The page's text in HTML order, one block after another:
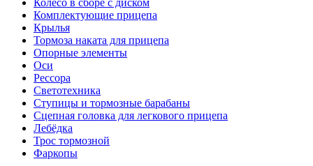
Комплектующие прицепа
Крылья
Тормоза наката для прицепа
Опорные элементы
Оси
Рессора
Светотехника
Ступицы и тормозные барабаны
Сцепная головка для легкового прицепа
Лебёдка
Трос тормозной
Фаркопы